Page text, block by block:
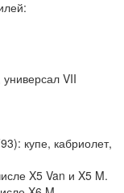
VII
купе, кабриолет,
X5 Van и X5 M.